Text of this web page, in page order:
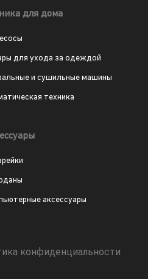
для дома
для ухода за одеждой
и сушильные машины
техника
аксессуары
конфиденциальности